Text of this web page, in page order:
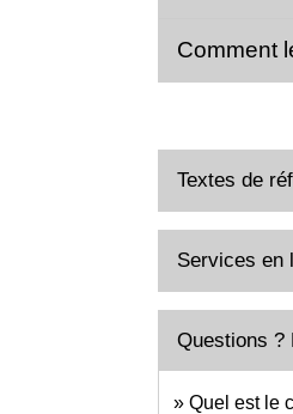
Comment
Textes de
Services en
Questions ?
Quel est le